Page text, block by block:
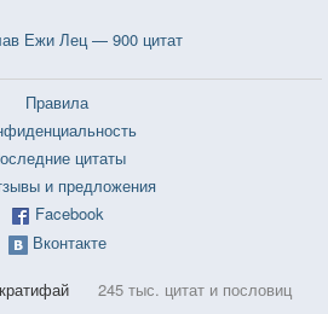
Ежи Лец — 900 цитат
Правила
цитаты
и предложения
Facebook
Вконтакте
245 тыс. цитат и пословиц